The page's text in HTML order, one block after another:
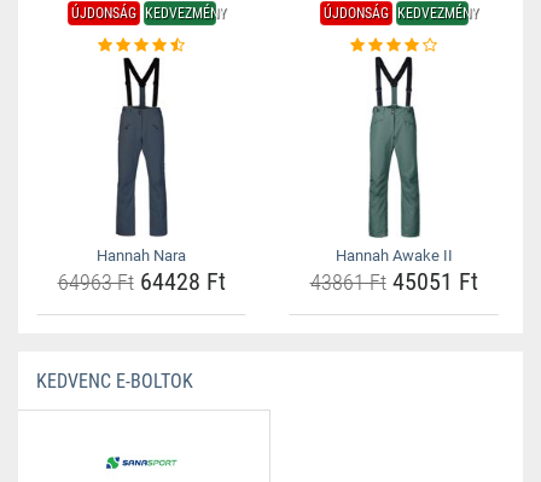
ÚJDONSÁG KEDVEZMÉNY
Hannah Nara
64963 Ft64428 Ft
ÚJDONSÁG KEDVEZMÉNY
Hannah Awake II
43861 Ft45051 Ft
KEDVENC E-BOLTOK